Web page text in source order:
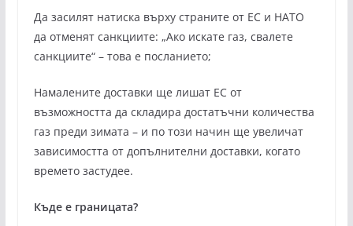
Да засилят натиска върху страните от ЕС и НАТО
да отменят санкциите: „Ако искате газ, свалете
санкциите“ – това е посланието;
Намалените доставки ще лишат ЕС от
възможността да складира достатъчни количества
газ преди зимата – и по този начин ще увеличат
зависимостта от допълнителни доставки, когато
времето застудее.
Къде е границата?